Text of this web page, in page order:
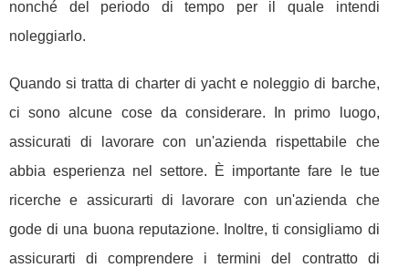
nonché del periodo di tempo per il quale intendi
noleggiarlo.
Quando si tratta di charter di yacht e noleggio di barche,
ci sono alcune cose da considerare. In primo luogo,
assicurati di lavorare con un'azienda rispettabile che
abbia esperienza nel settore. È importante fare le tue
ricerche e assicurarti di lavorare con un'azienda che
gode di una buona reputazione. Inoltre, ti consigliamo di
assicurarti di comprendere i termini del contratto di